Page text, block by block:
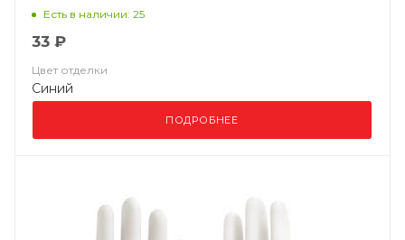
Есть в наличии: 25
33 ₽
Цвет отделки
Синий
ПОДРОБНЕЕ